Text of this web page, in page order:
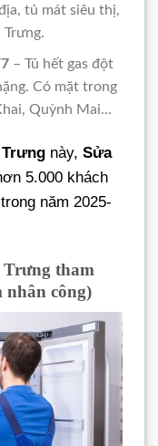
tủ mát siêu thị,
– Tủ hết gas đột
Có mặt trong
Quỳnh Mai…
này, Sửa
5.000 khách
năm 2025-
Trưng tham
nhân công)